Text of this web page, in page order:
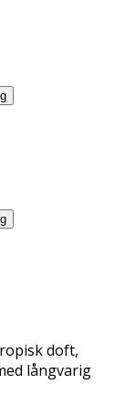
doft,
långvarig